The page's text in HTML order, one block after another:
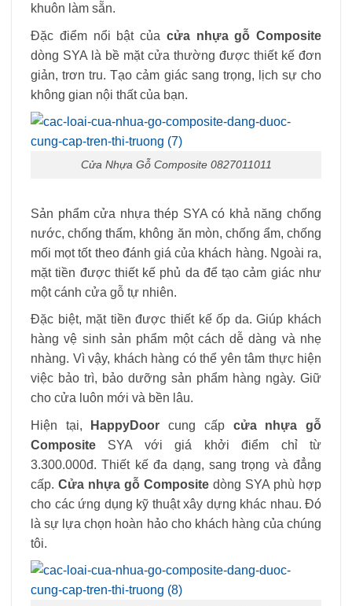
khuôn làm sẵn.
Đặc điểm nổi bật của cửa nhựa gỗ Composite
dòng SYA là bề mặt cửa thường được thiết kế đơn
giản, trơn tru. Tạo cảm giác sang trọng, lịch sự cho
không gian nội thất của bạn.
Cửa Nhựa Gỗ Composite 0827011011
Sản phẩm cửa nhựa thép SYA có khả năng chống
nước, chống thấm, không ăn mòn, chống ẩm, chống
mối mọt tốt theo đánh giá của khách hàng. Ngoài ra,
mặt tiền được thiết kế phủ da để tạo cảm giác như
một cánh cửa gỗ tự nhiên.
Đặc biệt, mặt tiền được thiết kế ốp da. Giúp khách
hàng vệ sinh sản phẩm một cách dễ dàng và nhẹ
nhàng. Vì vậy, khách hàng có thể yên tâm thực hiện
việc bảo trì, bảo dưỡng sản phẩm hàng ngày. Giữ
cho cửa luôn mới và bền lâu.
Hiện tại, HappyDoor cung cấp cửa nhựa gỗ
Composite SYA với giá khởi điểm chỉ từ
3.300.000đ. Thiết kế đa dạng, sang trọng và đẳng
cấp. Cửa nhựa gỗ Composite dòng SYA phù hợp
cho các ứng dụng kỹ thuật xây dựng khác nhau. Đó
là sự lựa chọn hoàn hảo cho khách hàng của chúng
tôi.